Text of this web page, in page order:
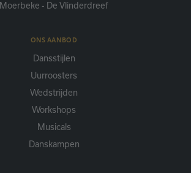
Moerbeke - De Vlinderdreef
ONS AANBOD
Dansstijlen
Uurroosters
Wedstrijden
Workshops
Musicals
Danskampen